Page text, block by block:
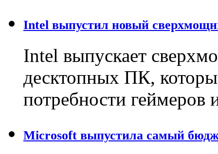
Intel выпустил новый
Intel выпускает
десктопных ПК,
потребности
Microsoft выпустила самый